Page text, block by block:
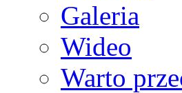
Galeria
Wideo
Warto